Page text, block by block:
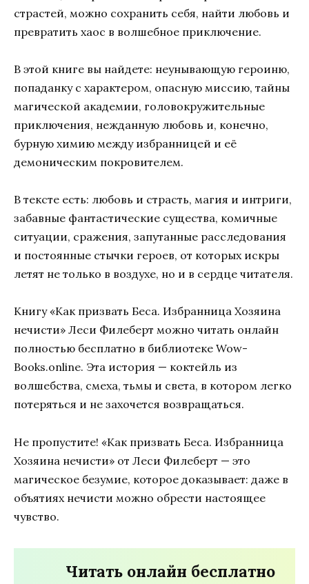
страстей, можно сохранить себя, найти любовь и
превратить хаос в волшебное приключение.
В этой книге вы найдете: неунывающую героиню,
попаданку с характером, опасную миссию, тайны
магической академии, головокружительные
приключения, нежданную любовь и, конечно,
бурную химию между избранницей и её
демоническим покровителем.
В тексте есть: любовь и страсть, магия и интриги,
забавные фантастические существа, комичные
ситуации, сражения, запутанные расследования
и постоянные стычки героев, от которых искры
летят не только в воздухе, но и в сердце читателя.
Книгу «Как призвать Беса. Избранница Хозяина
нечисти» Леси Филеберт можно читать онлайн
полностью бесплатно в библиотеке Wow-
Books.online. Эта история — коктейль из
волшебства, смеха, тьмы и света, в котором легко
потеряться и не захочется возвращаться.
Не пропустите! «Как призвать Беса. Избранница
Хозяина нечисти» от Леси Филеберт — это
магическое безумие, которое доказывает: даже в
объятиях нечисти можно обрести настоящее
чувство.
Читать онлайн бесплатно